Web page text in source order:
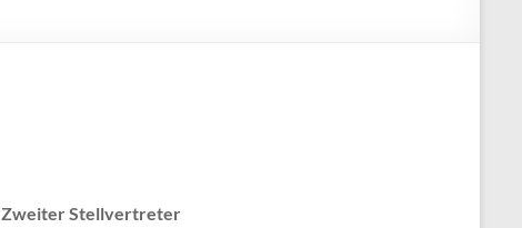
Zweiter Stellvertreter